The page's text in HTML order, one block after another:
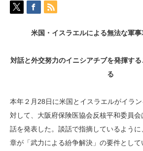
米国・イスラエルによる無法な軍事
対話と外交努力のイニシアチブを発揮す
る
本年２月28日に米国とイスラエルがイラ
対して、大阪府保険医協会反核平和委員
話を発表した。談話で指摘しているよう
章が「武力による紛争解決」の要件とし